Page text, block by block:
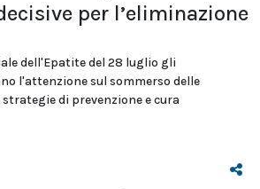
per l’eliminazione
dell'Epatite del 28 luglio gli
l'attenzione sul sommerso delle
di prevenzione e cura